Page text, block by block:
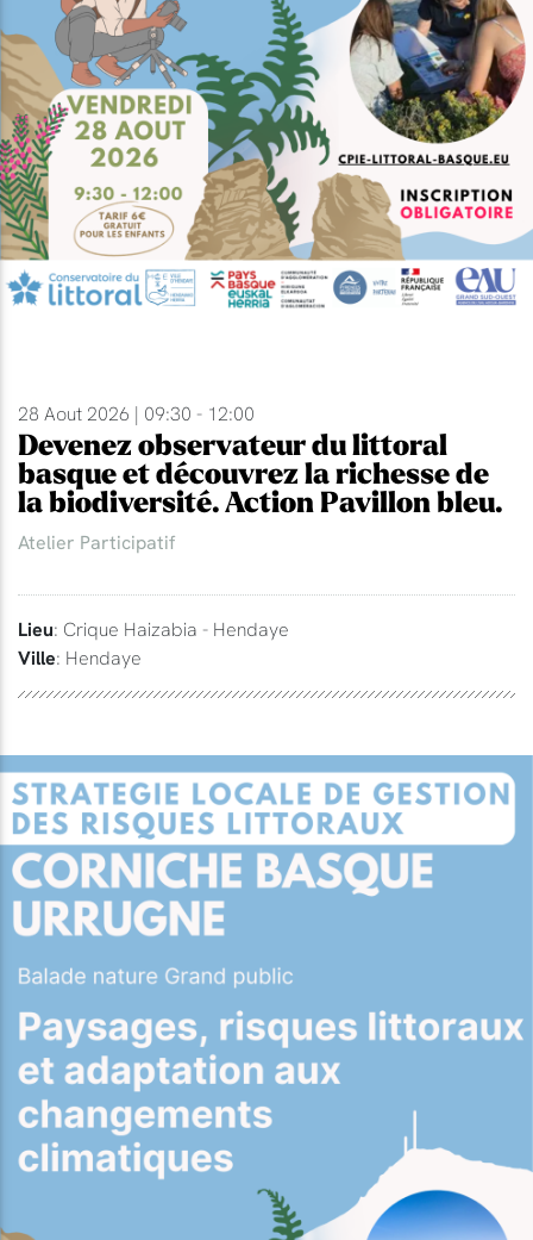
28 Aout 2026 | 09:30 - 12:00
Devenez observateur du littoral
basque et découvrez la richesse de
la biodiversité. Action Pavillon bleu.
Atelier Participatif
Lieu: Crique Haizabia - Hendaye
Ville: Hendaye